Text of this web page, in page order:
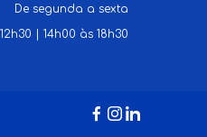
De segunda a sexta
| 14h00 às 18h30